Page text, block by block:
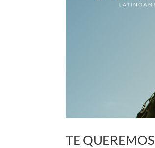
TE